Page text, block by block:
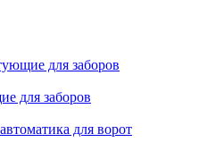
для заборов
для заборов
для ворот